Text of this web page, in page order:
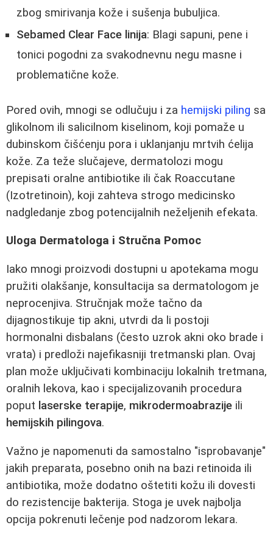
zbog smirivanja kože i sušenja bubuljica.
Sebamed Clear Face linija: Blagi sapuni, pene i
tonici pogodni za svakodnevnu negu masne i
problematične kože.
Pored ovih, mnogi se odlučuju i za hemijski piling sa
glikolnom ili salicilnom kiselinom, koji pomaže u
dubinskom čišćenju pora i uklanjanju mrtvih ćelija
kože. Za teže slučajeve, dermatolozi mogu
prepisati oralne antibiotike ili čak Roaccutane
(Izotretinoin), koji zahteva strogo medicinsko
nadgledanje zbog potencijalnih neželjenih efekata.
Uloga Dermatologa i Stručna Pomoc
Iako mnogi proizvodi dostupni u apotekama mogu
pružiti olakšanje, konsultacija sa dermatologom je
neprocenjiva. Stručnjak može tačno da
dijagnostikuje tip akni, utvrdi da li postoji
hormonalni disbalans (često uzrok akni oko brade i
vrata) i predloži najefikasniji tretmanski plan. Ovaj
plan može uključivati kombinaciju lokalnih tretmana,
oralnih lekova, kao i specijalizovanih procedura
poput laserske terapije, mikrodermoabrazije ili
hemijskih pilingova.
Važno je napomenuti da samostalno "isprobavanje"
jakih preparata, posebno onih na bazi retinoida ili
antibiotika, može dodatno oštetiti kožu ili dovesti
do rezistencije bakterija. Stoga je uvek najbolja
opcija pokrenuti lečenje pod nadzorom lekara.